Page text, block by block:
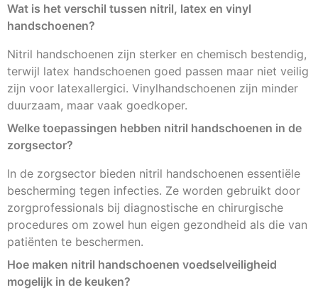
Wat is het verschil tussen nitril, latex en vinyl
handschoenen?
Nitril handschoenen zijn sterker en chemisch bestendig,
terwijl latex handschoenen goed passen maar niet veilig
zijn voor latexallergici. Vinylhandschoenen zijn minder
duurzaam, maar vaak goedkoper.
Welke toepassingen hebben nitril handschoenen in de
zorgsector?
In de zorgsector bieden nitril handschoenen essentiële
bescherming tegen infecties. Ze worden gebruikt door
zorgprofessionals bij diagnostische en chirurgische
procedures om zowel hun eigen gezondheid als die van
patiënten te beschermen.
Hoe maken nitril handschoenen voedselveiligheid
mogelijk in de keuken?